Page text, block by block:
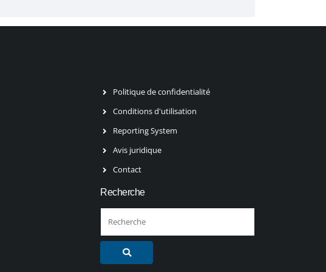
Politique de confidentialité
Conditions d'utilisation
Reporting System
Avis juridique
Contact
Recherche